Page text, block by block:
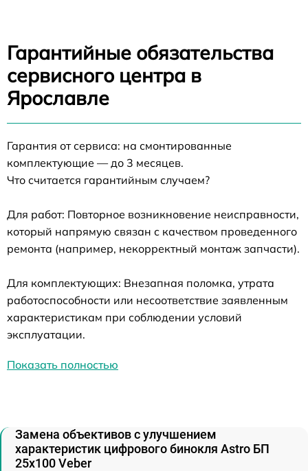
Гарантийные обязательства
сервисного центра в
Ярославле
Гарантия от сервиса: на смонтированные
комплектующие — до 3 месяцев.
Что считается гарантийным случаем?
Для работ: Повторное возникновение неисправности,
который напрямую связан с качеством проведенного
ремонта (например, некорректный монтаж запчасти).
Для комплектующих: Внезапная поломка, утрата
работоспособности или несоответствие заявленным
характеристикам при соблюдении условий
эксплуатации.
Показать полностью
Замена объективов с улучшением
характеристик цифрового бинокля Astro БП
25x100 Veber